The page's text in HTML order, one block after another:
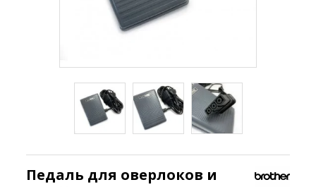
Педаль для оверлоков и